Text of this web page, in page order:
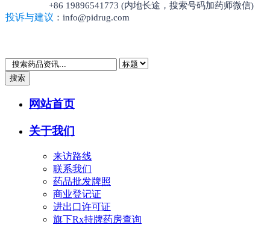
+86 19896541773 (内地长途，搜索号码加药师微信)
投诉与建议 ：info@pidrug.com
搜索
网站首页
关于我们
来访路线
联系我们
药品批发牌照
商业登记证
进出口许可证
旗下Rx持牌药房查询